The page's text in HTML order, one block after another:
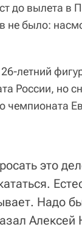
до вылета в
не было:
летний
России, но
чемпионата
это
Надо
Алексей